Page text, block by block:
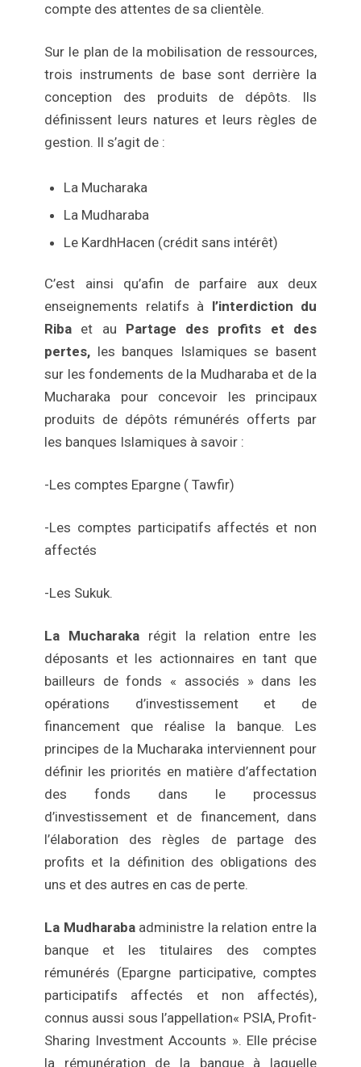
compte des attentes de sa clientèle.
Sur le plan de la mobilisation de ressources,
trois instruments de base sont derrière la
conception des produits de dépôts. Ils
définissent leurs natures et leurs règles de
gestion. Il s’agit de :
La Mucharaka
La Mudharaba
Le KardhHacen (crédit sans intérêt)
C’est ainsi qu’afin de parfaire aux deux
enseignements relatifs à l’interdiction du
Riba et au Partage des profits et des
pertes, les banques Islamiques se basent
sur les fondements de la Mudharaba et de la
Mucharaka pour concevoir les principaux
produits de dépôts rémunérés offerts par
les banques Islamiques à savoir :
-Les comptes Epargne ( Tawfir)
-Les comptes participatifs affectés et non
affectés
-Les Sukuk.
La Mucharaka régit la relation entre les
déposants et les actionnaires en tant que
bailleurs de fonds « associés » dans les
opérations d’investissement et de
financement que réalise la banque. Les
principes de la Mucharaka interviennent pour
définir les priorités en matière d’affectation
des fonds dans le processus
d’investissement et de financement, dans
l’élaboration des règles de partage des
profits et la définition des obligations des
uns et des autres en cas de perte.
La Mudharabaadministre la relation entre la
banque et les titulaires des comptes
rémunérés (Epargne participative, comptes
participatifs affectés et non affectés),
connus aussi sous l’appellation« PSIA, Profit-
Sharing Investment Accounts ». Elle précise
la rémunération de la banque à laquelle